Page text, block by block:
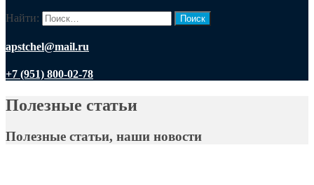
Найти:
apstchel@mail.ru
+7 (951) 800-02-78
Полезные статьи
Полезные статьи, наши новости